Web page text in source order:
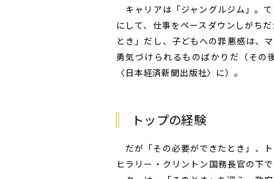
キャリアは「ジャングルジム」。
にして、仕事をペースダウンしがち
とき」だし、子どもへの罪悪感は、
勇気づけられるものばかりだ（そ
〈日本経済新聞出版社〉に）。
トップの経験
だが「その必要ができたとき」、
ヒラリー・クリントン国務長官の下